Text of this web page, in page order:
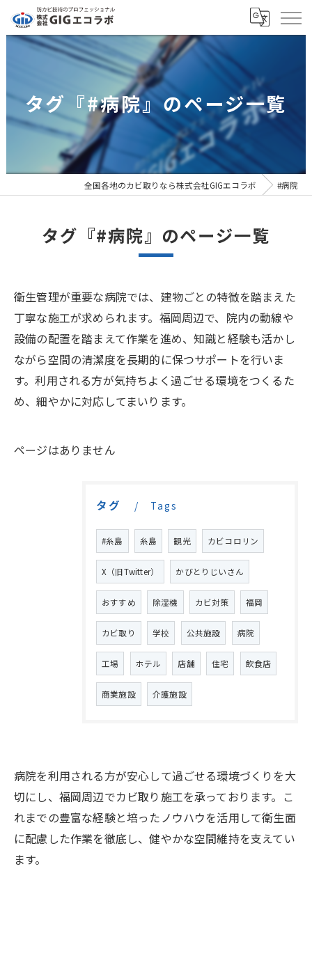
タグ『#病院』のページ一覧
全国各地のカビ取りなら株式会社GIGエコラボ #病院
タグ『#病院』のページ一覧
衛生管理が重要な病院では、建物ごとの特徴を踏まえた
丁寧な施工が求められます。福岡周辺で、院内の動線や
設備の配置を踏まえて作業を進め、知識と経験も活かし
ながら空間の清潔度を長期的に保つサポートを行いま
す。利用される方が気持ちよく過ごせる環境をつくるた
め、細やかに対応してまいります。
ページはありません
タグ Tags
#糸島 糸島 観光 カビコロリン
X（旧Twitter） かびとりじいさん
おすすめ 除湿機 カビ対策 福岡
カビ取り 学校 公共施設 病院
工場 ホテル 店舗 住宅 飲食店
商業施設 介護施設
病院を利用される方が安心して過ごせる環境づくりを大
切にし、福岡周辺でカビ取り施工を承っております。こ
れまでの豊富な経験と培ったノウハウを活用して衛生面
に配慮した作業を徹底し、健やかな空間維持を支えてい
ます。